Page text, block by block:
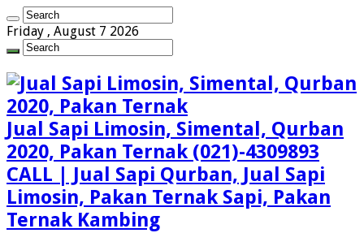
Friday , August 7 2026
Jual Sapi Limosin, Simental, Qurban
2020, Pakan Ternak (021)-4309893
CALL | Jual Sapi Qurban, Jual Sapi
Limosin, Pakan Ternak Sapi, Pakan
Ternak Kambing